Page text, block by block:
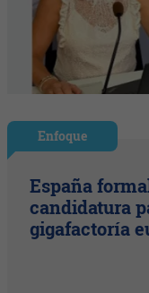
Enfoque
España
candidatura
gigafactoría